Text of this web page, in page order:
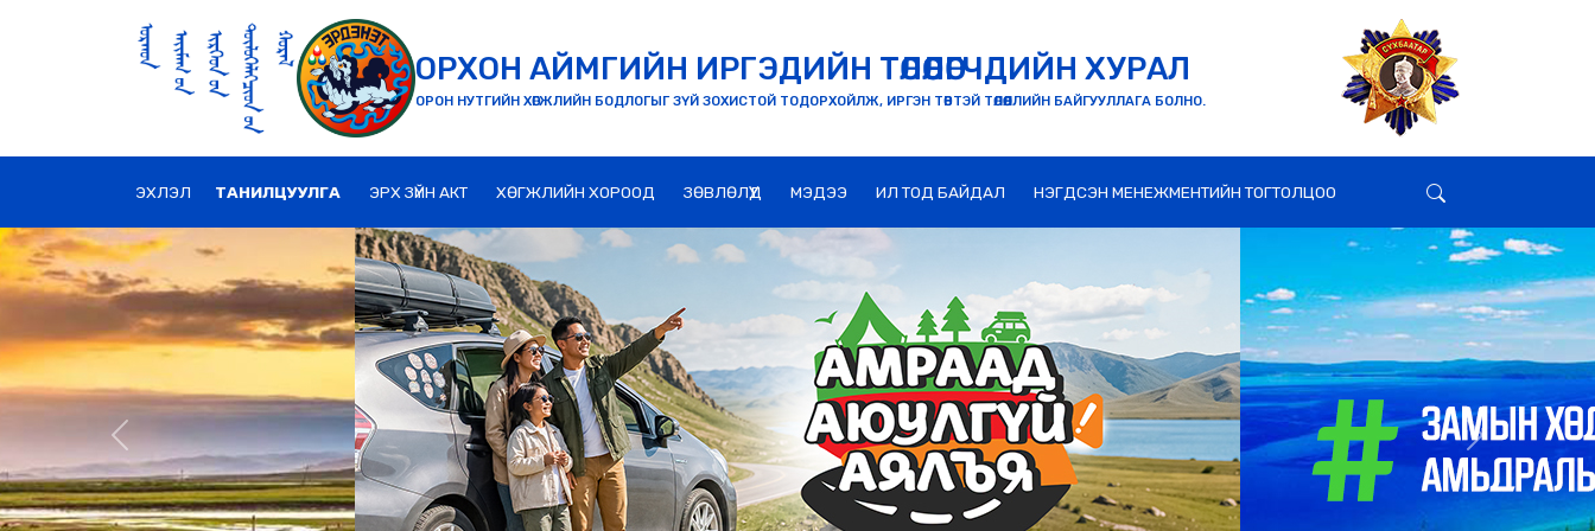
ОРХОН АЙМГИЙН ИРГЭДИЙН ТӨЛӨӨЛӨГЧДИЙН ХУРАЛ
ОРОН НУТГИЙН ХӨГЖЛИЙН БОДЛОГЫГ ЗҮЙ ЗОХИСТОЙ ТОДОРХОЙЛЖ, ИРГЭН ТӨВТЭЙ ТӨЛӨӨЛЛИЙН БАЙГУУЛЛАГА БОЛНО.
ЭХЛЭЛ ТАНИЛЦУУЛГА ЭРХ ЗҮЙН АКТ ХӨГЖЛИЙН ХОРООД ЗӨВЛӨЛҮҮД МЭДЭЭ ИЛ ТОД БАЙДАЛ НЭГДСЭН МЕНЕЖМЕНТИЙН ТОГТОЛЦОО
Previous Next